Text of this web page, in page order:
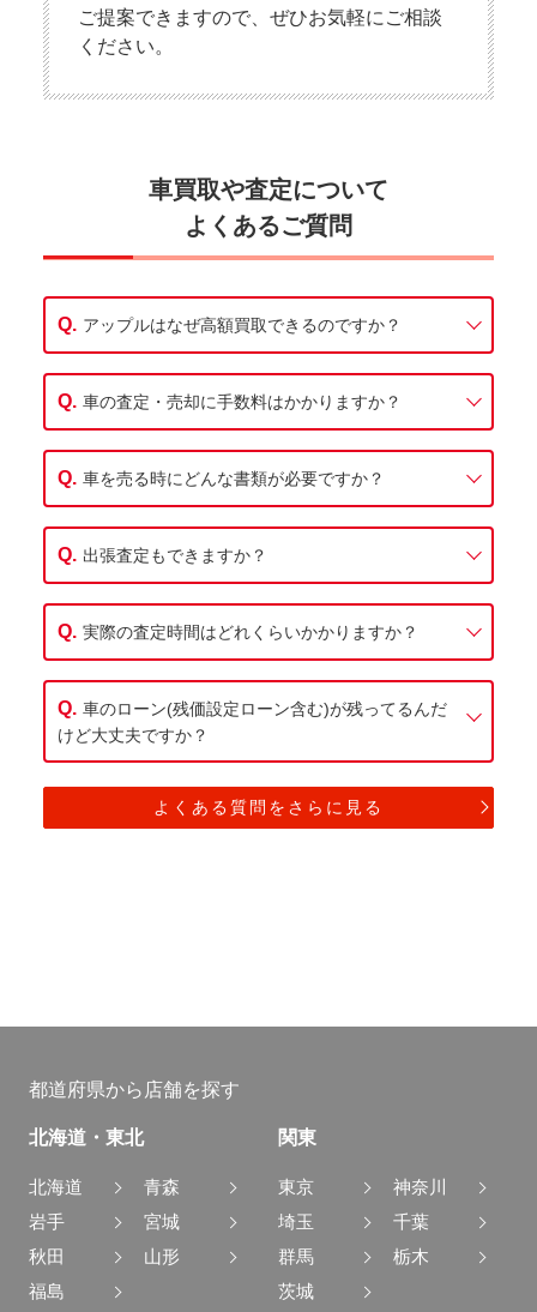
ご提案できますので、ぜひお気軽にご相談
ください。
車買取や査定について
よくあるご質問
アップルはなぜ高額買取できるのですか？
車の査定・売却に手数料はかかりますか？
車を売る時にどんな書類が必要ですか？
出張査定もできますか？
実際の査定時間はどれくらいかかりますか？
車のローン(残価設定ローン含む)が残ってるんだ
けど大丈夫ですか？
よくある質問をさらに見る
都道府県から店舗を探す
北海道・東北
北海道
青森
岩手
宮城
秋田
山形
福島
関東
東京
神奈川
埼玉
千葉
群馬
栃木
茨城